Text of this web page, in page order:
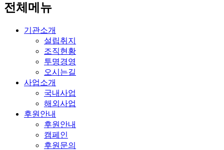
전체메뉴
기관소개
설립취지
조직현황
투명경영
오시는길
사업소개
국내사업
해외사업
후원안내
후원안내
캠페인
후원문의